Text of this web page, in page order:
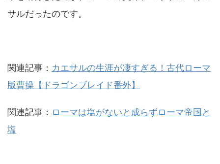
サルだったのです。
関連記事： カエサルの生涯が凄すぎる！古代ローマ
版曹操【ドラゴンブレイド番外】
関連記事： ローマは塩がないと成らずローマ帝国と
塩